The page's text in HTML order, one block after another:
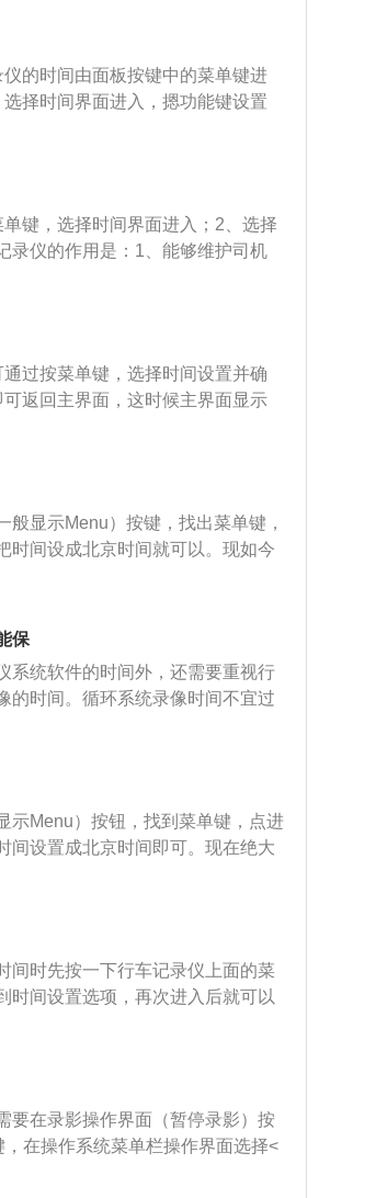
将线塞进手套箱的缝隙内；5、
的时间由面板按键中的菜单键进
择时间界面进入，摁功能键设置
仪即记录车辆行驶途中的影像及
的人，还可以用来记录征服艰难
车记录仪，视频资料不可以裁剪，
，也是为了防止现在社会那些不可
键，选择时间界面进入；2、选择
录仪的作用是：1、能够维护司机
警准确快速地处理交通事故；3、
是：1、确定行车记录仪的安装
录仪，将电源线塞进车顶棚缝隙内
过按菜单键，选择时间设置并确
返回主界面，这时候主界面显示
车记录仪中内置了GPS模块，系
会影响行车记录仪时间的同步
录仪在关机之后就没有了记忆的
，需给电池充电或更换电池解决。
显示Menu）按键，找出菜单键，
时间设成北京时间就可以。现如今
间，不需要再另外设置。由于牌子
细介绍，提议依据使用说明书上
1、维护驾驶员的合法权利，对
是和他们发生了刮碰，有可能会被
带来有效的证明。2、将监控录像
交通环境。3、交通肇事逃逸案
5、遇到专业性碰瓷的和抢劫
。6、喜爱自驾游的朋友们，开车
都记录在录像里，相当于“黑匣
保
系统软件的时间外，还需要重视行
的时间。循环系统录像时间不宜过
较麻烦，假如过短，视频文件会
和日期可以按照菜单键变更，选
单键返回主界面。此时，主界面
行车记录仪中自带了GPS模块的情
GPS模块的情况下，行车记录仪时
车记录仪自带的GPS会影响行车
仪时间不同步的状况。需给电池
常，但是时间仍然无法同步时，可
，建立一个time.txt的记事本，在
的记录这取决于存储卡多大和存
会覆盖越旧的。以下是详细介绍：
录制200min，64G卡400min。通
多大和存储文件格式，容量越大记
录制的，比如一张8GC600的卡
示Menu）按钮，找到菜单键，点进
间设置成北京时间即可。现在绝大
用再另外设置。由于品牌的不同、
用说明书上的步骤，一步一步进
决办法：1、如果是外部安装
导致。这种情况比较好解决，看一
手机的，或者专业汽修店去换上即
有可能是线路接错。接常电的线
间时先按一下行车记录仪上面的菜
时间设置选项，再次进入后就可以
可以了。根据行车记录仪品牌和
骤进行操作。如果自己不会设
作人员帮忙设置。在行车记录仪
误差，对视频的时效性产生错误的
时，最好将其插到点烟器上，通过
电池没电而影响行车记录正常使
要在录影操作界面（暂停录影）按
在操作系统菜单栏操作界面选择<
（录影）键进入到下一級菜单